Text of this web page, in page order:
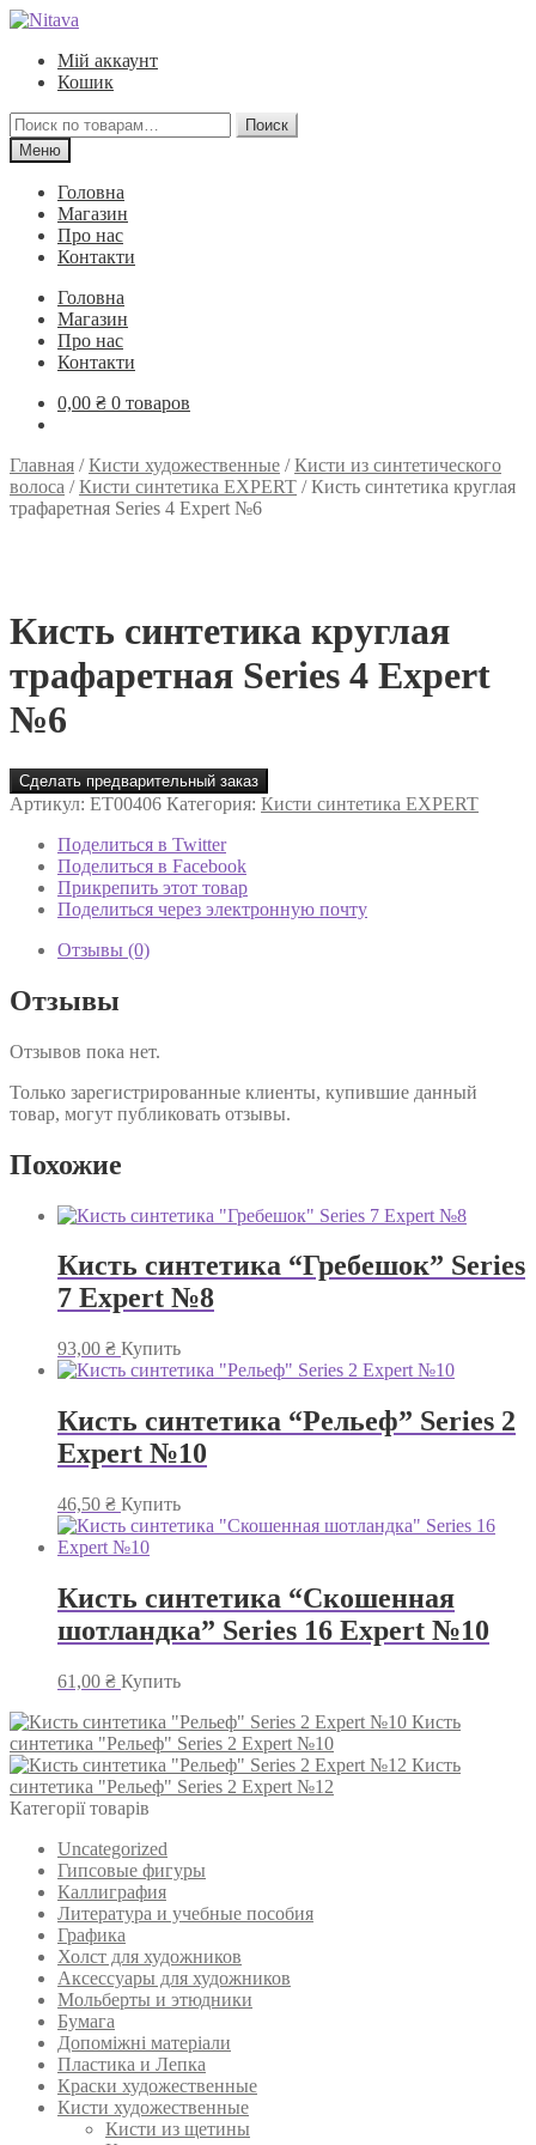
Перейти
навигации
Перейти
содержимому
Мій аккаунт
Кошик
Искать:
Поиск
Меню
Головна
Магазин
Про нас
Контакти
Головна
Магазин
Про нас
Контакти
0,00 ₴ 0 товаров
Главная /Кисти художественные /Кисти из синтетического
волоса /Кисти синтетика EXPERT /Кисть синтетика круглая
трафаретная Series 4 Expert №6
Кисть синтетика круглая
трафаретная Series 4 Expert
№6
Сделать предварительный заказ
Артикул: ET00406 Категория: Кисти синтетика EXPERT
Поделиться в Twitter
Поделиться в Facebook
Прикрепить этот товар
Поделиться через электронную почту
Отзывы (0)
Отзывы
Отзывов пока нет.
Только зарегистрированные клиенты, купившие данный
товар, могут публиковать отзывы.
Похожие
Кисть синтетика “Гребешок” Series
7 Expert №8
93,00 ₴ Купить
Кисть синтетика “Рельеф” Series 2
Expert №10
46,50 ₴ Купить
Кисть синтетика “Скошенная
шотландка” Series 16 Expert №10
61,00 ₴ Купить
Кисть
синтетика "Рельеф" Series 2 Expert №10
Кисть
синтетика "Рельеф" Series 2 Expert №12
Категорії товарів
Uncategorized
Гипсовые фигуры
Каллиграфия
Литература и учебные пособия
Графика
Холст для художников
Аксессуары для художников
Мольберты и этюдники
Бумага
Допоміжні матеріали
Пластика и Лепка
Краски художественные
Кисти художественные
Кисти из щетины